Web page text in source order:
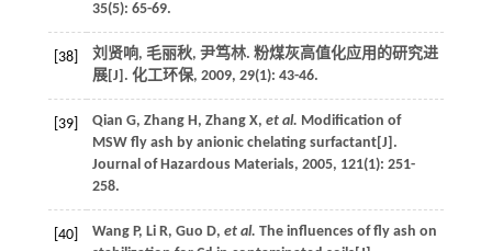
35(5): 65-69.
[38]
刘贤响, 毛丽秋, 尹笃林. 粉煤灰高值化应用的研究进
展[J]. 化工环保, 2009, 29(1): 43-46.
[39] Qian G, Zhang H, Zhang X, et al. Modification of
MSW fly ash by anionic chelating surfactant[J].
Journal of Hazardous Materials, 2005, 121(1): 251-
258.
[40] Wang P, Li R, Guo D, et al. The influences of fly ash on